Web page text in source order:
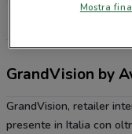
GrandVision by
GrandVision, retailer
presente in Italia con
Mostra